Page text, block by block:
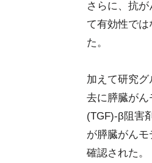
さらに、抗
て有効性で
た。
加えて研究
去に膵臓が
(TGF)-β阻害
が膵臓がん
確認された。